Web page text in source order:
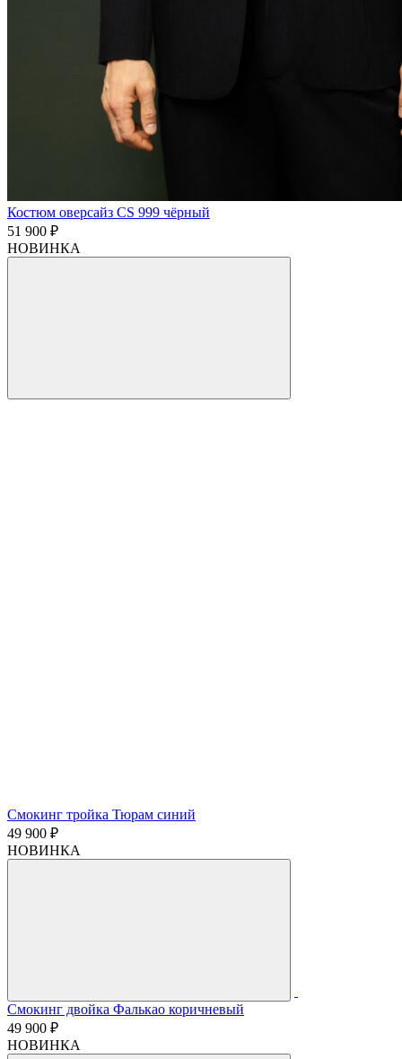
Костюм оверсайз CS 999 чёрный
51 900 ₽
НОВИНКА
Смокинг тройка Тюрам синий
49 900 ₽
НОВИНКА
Смокинг двойка Фалькао коричневый
49 900 ₽
НОВИНКА